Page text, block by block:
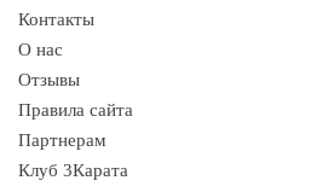
Контакты
О нас
Отзывы
Правила сайта
Партнерам
Клуб 3Карата